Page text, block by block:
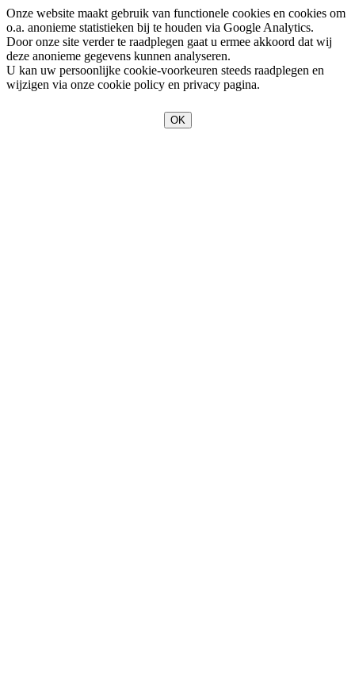
Onze website maakt gebruik van functionele cookies en cookies om
o.a. anonieme statistieken bij te houden via Google Analytics.
Door onze site verder te raadplegen gaat u ermee akkoord dat wij
deze anonieme gegevens kunnen analyseren.
U kan uw persoonlijke cookie-voorkeuren steeds raadplegen en
wijzigen via onze cookie policy en privacy pagina.
OK